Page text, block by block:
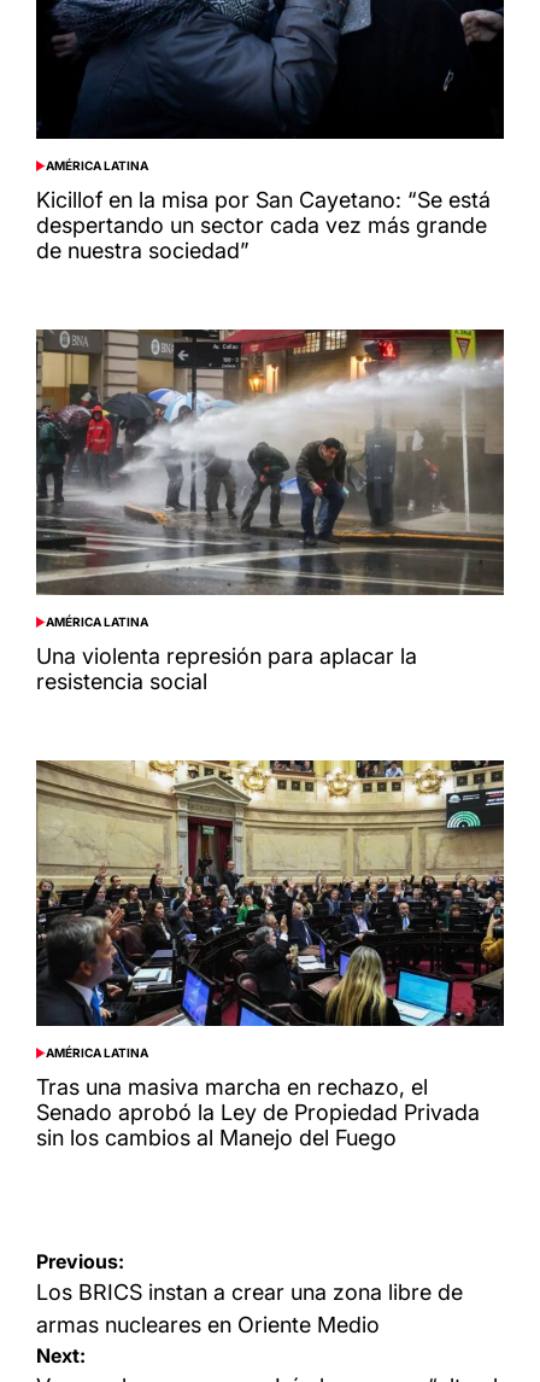
POSTED
IN
AMÉRICA LATINA
Kicillof en la misa por San Cayetano: “Se está
despertando un sector cada vez más grande
de nuestra sociedad”
POSTED
IN
AMÉRICA LATINA
Una violenta represión para aplacar la
resistencia social
POSTED
IN
AMÉRICA LATINA
Tras una masiva marcha en rechazo, el
Senado aprobó la Ley de Propiedad Privada
sin los cambios al Manejo del Fuego
Navegación
de
entradas
Previous:
Los BRICS instan a crear una zona libre de
armas nucleares en Oriente Medio
Next: